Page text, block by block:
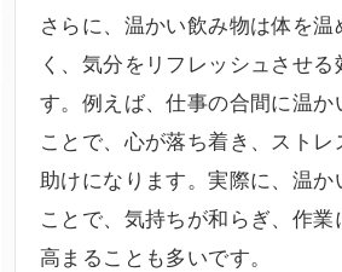
さらに、温かい飲み物は体を
く、気分をリフレッシュさせる
す。例えば、仕事の合間に温か
ことで、心が落ち着き、スト
助けになります。実際に、温
ことで、気持ちが和らぎ、作
高まることも多いです。